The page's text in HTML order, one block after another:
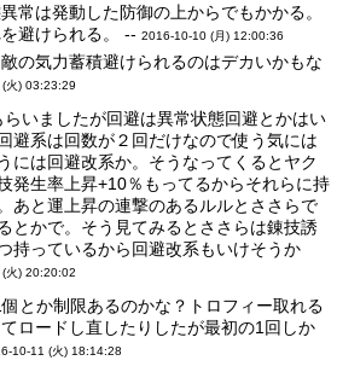
常は発動した防御の上からでもかかる。
避けられる。 --2016-10-10 (月) 12:00:36
の気力蓄積避けられるのはデカいかもな
火) 03:23:29
らいましたが回避は異常状態回避とかはい
避系は回数が２回だけなので使う気には
には回避改系か。そうなってくるとヤク
発生率上昇+10％もってるからそれらに持
あと運上昇の連撃のあるルルとささらで
とかで。そう見てみるとささらは錬技誘
持っているから回避改系もいけそうか
火) 20:20:02
とか制限あるのかな？トロフィー取れる
ロードし直したりしたが最初の1回しか
10-11 (火) 18:14:28